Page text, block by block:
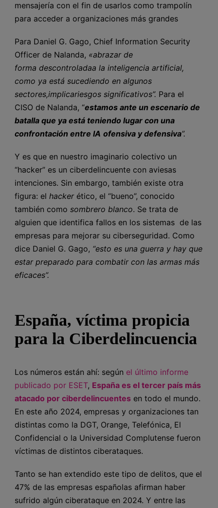
mensajería con el fin de usarlos como trampolín
para acceder a organizaciones más grandes
Para Daniel G. Gago, Chief Information Security
Officer de Nalanda, «abrazar de
forma descontroladaa la inteligencia artificial,
como ya está sucediendo en algunos
sectores,implicariesgos significativos”. Para el
CISO de Nalanda, “estamos ante un escenario de
batalla que ya está teniendo lugar con una
confrontación entre IA ofensiva y defensiva”.
Y es que en nuestro imaginario colectivo un
“hacker” es un ciberdelincuente con aviesas
intenciones. Sin embargo, también existe otra
figura: el hacker ético, el “bueno”, conocido
también como sombrero blanco. Se trata de
alguien que identifica fallos en los sistemas de las
empresas para mejorar su ciberseguridad. Como
dice Daniel G. Gago, “esto es una guerra y hay que
estar preparado para combatir con las armas más
eficaces”.
España, víctima propicia
para la Ciberdelincuencia
Los números están ahí: según el último informe
publicado por ESET, España es el tercer país más
atacado por ciberdelincuentes en todo el mundo.
En este año 2024, empresas y organizaciones tan
distintas como la DGT, Orange, Telefónica, El
Confidencial o la Universidad Complutense fueron
víctimas de distintos ciberataques.
Tanto se han extendido este tipo de delitos, que el
47% de las empresas españolas afirman haber
sufrido algún ciberataque en 2024. Y entre las